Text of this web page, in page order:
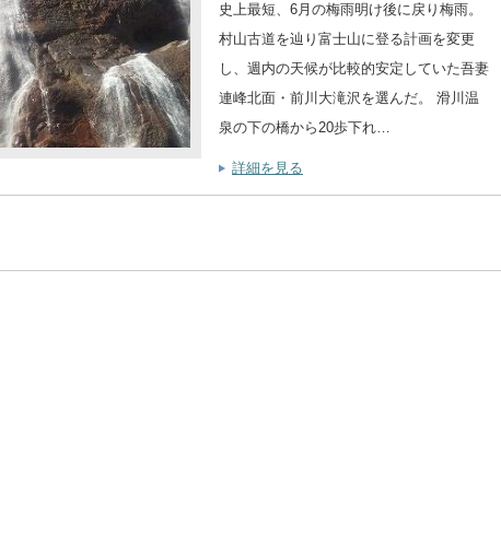
史上最短、6月の梅雨明け後に戻り梅雨。
村山古道を辿り富士山に登る計画を変更
し、週内の天候が比較的安定していた吾妻
連峰北面・前川大滝沢を選んだ。 滑川温
泉の下の橋から20歩下れ…
詳細を見る